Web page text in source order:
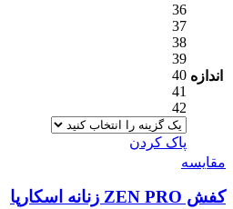
اندازه
36
37
38
39
40
41
42
پاک کردن
مقایسه
کفش ZEN PRO زنانه اسکارپا